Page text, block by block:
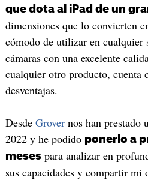
que dota al iPad de un
dimensiones que lo convierten
cómodo de utilizar en cualquier
cámaras con una excelente
cualquier otro producto, cuenta
desventajas.
Desde Grovernos han prestado
2022 y he podido ponerlo a
mesespara analizar en
sus capacidades y compartir